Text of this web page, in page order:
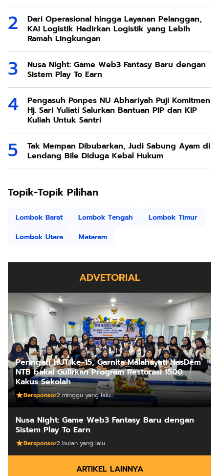
Dari Operasional hingga Layanan Pelanggan,
KAI Logistik Hadirkan Logistik yang Lebih
Ramah Lingkungan
Nusa Night: Game Web3 Fantasy Baru dengan
Sistem Play To Earn
Pengasuh Ponpes NU Abhariyah Puji Komitmen
Hj. Sari Yuliati Salurkan Bantuan PIP dan KIP
Kuliah Untuk Santri
Tak Mempan Dibubarkan, Judi Sabung Ayam di
Lendang Bile Diduga Kebal Hukum
Topik-Topik Pilihan
Lombok Barat Lombok Tengah
Lombok Timur
Lombok Utara
Mataram
ADVETORIAL
Peringati HUT ke-15, Garnita Malahayati NasDem
NTB bakal Gulirkan Program Restorasi 1500
Kakus Sekolah
Bersponsor2 minggu yang lalu
Nusa Night: Game Web3 Fantasy Baru dengan
Sistem Play To Earn
Bersponsor2 bulan yang lalu
ARTIKEL LAINNYA